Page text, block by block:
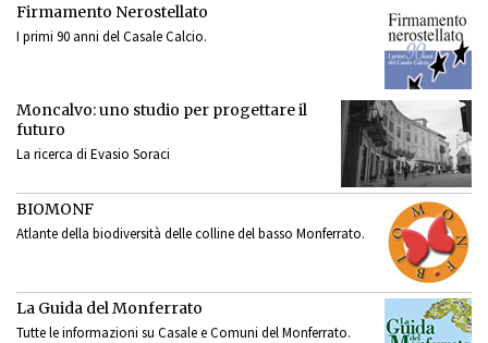
Firmamento Nerostellato
I primi 90 anni del Casale Calcio.
Moncalvo: uno studio per progettare il
futuro
La ricerca di Evasio Soraci
BIOMONF
Atlante della biodiversità delle colline del basso Monferrato.
La Guida del Monferrato
Tutte le informazioni su Casale e Comuni del Monferrato.